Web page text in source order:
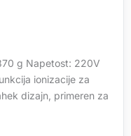
g Napetost: 220V
ionizacije za
dizajn, primeren za